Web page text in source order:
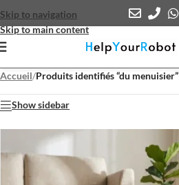
Skip to navigation
Skip to main content
Accueil/Produits identifiés “du menuisier”
Show sidebar